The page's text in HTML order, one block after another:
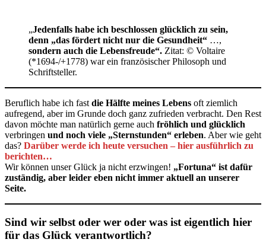
„Jedenfalls habe ich beschlossen glücklich zu sein,
denn „das fördert nicht nur die Gesundheit“ …,
sondern auch die Lebensfreude“. Zitat: © Voltaire
(*1694-/+1778) war ein französischer Philosoph und
Schriftsteller.
Beruflich habe ich fast die Hälfte meines Lebens oft ziemlich
aufregend, aber im Grunde doch ganz zufrieden verbracht. Den Rest
davon möchte man natürlich gerne auch fröhlich und glücklich
verbringen und noch viele „Sternstunden“ erleben. Aber wie geht
das? Darüber werde ich heute versuchen – hier ausführlich zu
berichten…
Wir können unser Glück ja nicht erzwingen! „Fortuna“ ist dafür
zuständig, aber leider eben nicht immer aktuell an unserer
Seite.
Sind wir selbst oder wer oder was ist eigentlich hier
für das Glück verantwortlich?